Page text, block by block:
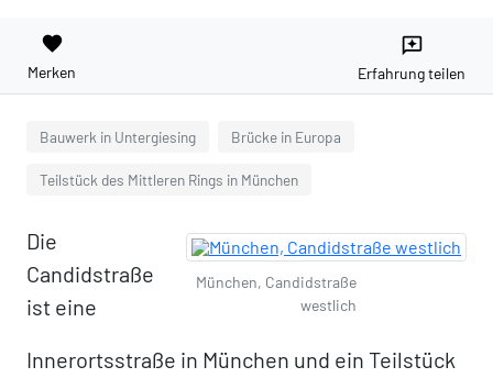
favorite
Merken
reviews
Erfahrung teilen
Bauwerk in Untergiesing Brücke in Europa
Teilstück des Mittleren Rings in München
München, Candidstraße
westlich
Die
Candidstraße
ist eine
Innerortsstraße in München und ein Teilstück